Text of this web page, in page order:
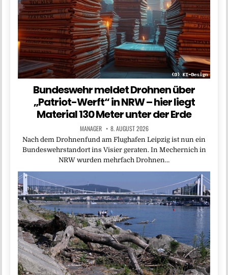
Bundeswehr meldet Drohnen über
„Patriot-Werft“ in NRW – hier liegt
Material 130 Meter unter der Erde
MANAGER 8. AUGUST 2026
Nach dem Drohnenfund am Flughafen Leipzig ist nun ein
Bundeswehrstandort ins Visier geraten. In Mechernich in
NRW wurden mehrfach Drohnen…